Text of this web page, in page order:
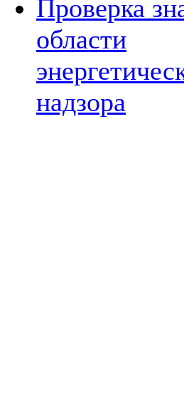
Проверка
области
надзора